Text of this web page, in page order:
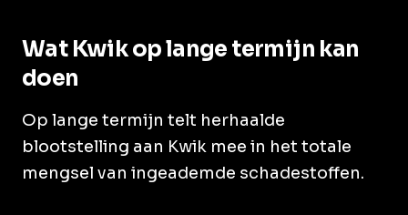
Wat Kwik op lange termijn kan
doen
Op lange termijn telt herhaalde
blootstelling aan Kwik mee in het totale
mengsel van ingeademde schadestoffen.